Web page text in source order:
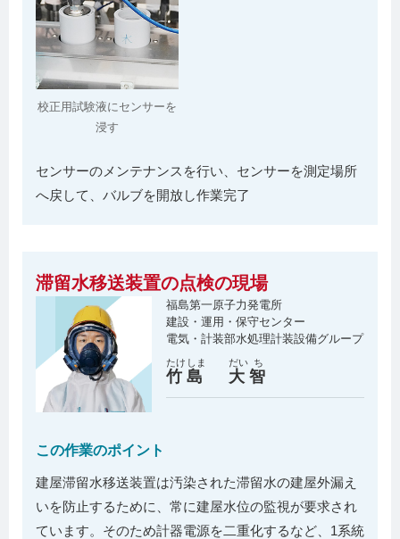
校正用試験液にセンサーを
浸す
センサーのメンテナンスを行い、センサーを測定場所
へ戻して、バルブを開放し作業完了
滞留水移送装置の点検の現場
福島第一原子力発電所
建設・運用・保守センター
電気・計装部水処理計装設備グループ
竹
たけ
島
しま
大
だい
智
ち
この作業のポイント
建屋滞留水移送装置は汚染された滞留水の建屋外漏え
いを防止するために、常に建屋水位の監視が要求され
ています。そのため計器電源を二重化するなど、1系統